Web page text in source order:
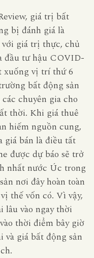
giá trị bất
bị đánh giá là
với giá trị thực, chủ
đầu tư hậu COVID-
xuống vị trí thứ 6
bất động sản
chuyên gia cho
thời. Khi giá thuê
hiếm nguồn cung,
giá bán là điều tất
được dự báo sẽ trở
nhất nước Úc trong
nơi đây hoàn toàn
thế vốn có. Vì vậy,
vào ngay thời
thời điểm bây giờ
giá bất động sản